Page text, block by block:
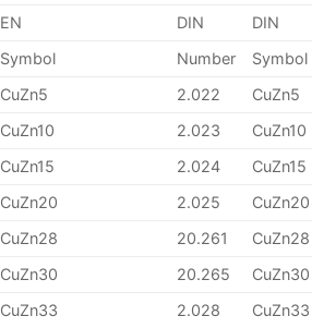
EN DIN
DIN
Symbol Number
Symbol
CuZn5 2.022
CuZn5
CuZn10 2.023
CuZn10
CuZn15 2.024
CuZn15
CuZn20 2.025
CuZn20
CuZn28 20.261
CuZn28
CuZn30 20.265
CuZn30
CuZn33 2.028
CuZn33